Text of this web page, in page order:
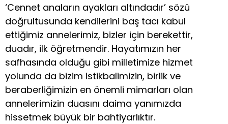
‘Cennet anaların ayakları altındadır’ sözü
doğrultusunda kendilerini baş tacı kabul
ettiğimiz annelerimiz, bizler için berekettir,
duadır, ilk öğretmendir. Hayatımızın her
safhasında olduğu gibi milletimize hizmet
yolunda da bizim istikbalimizin, birlik ve
beraberliğimizin en önemli mimarları olan
annelerimizin duasını daima yanımızda
hissetmek büyük bir bahtiyarlıktır.